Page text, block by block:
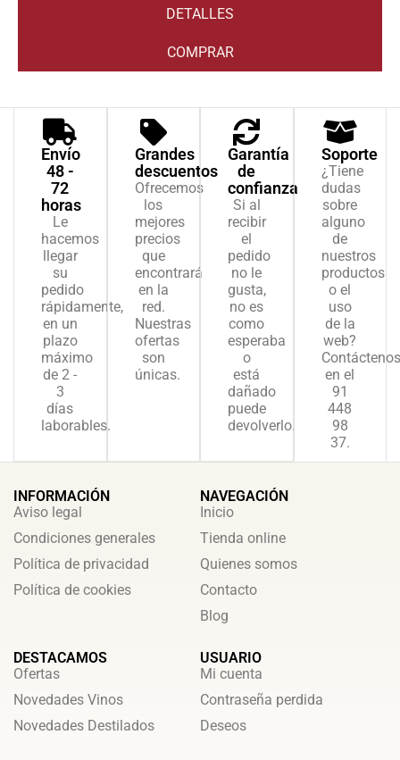
DETALLES
COMPRAR
Envío
48 -
72
horas
Le
hacemos
llegar
su
pedido
rápidamente,
en un
plazo
máximo
de 2 -
3
días
laborables.
Grandes
descuentos
Ofrecemos
los
mejores
precios
que
encontrará
en la
red.
Nuestras
ofertas
son
únicas.
Garantía
de
confianza
Si al
recibir
el
pedido
no le
gusta,
no es
como
esperaba
o
está
dañado
puede
devolverlo.
Soporte
¿Tiene
dudas
sobre
alguno
de
nuestros
productos
o el
uso
de la
web?
Contáctenos
en el
91
448
98
37.
INFORMACIÓN
Aviso legal
Condiciones generales
Política de privacidad
Política de cookies
NAVEGACIÓN
Inicio
Tienda online
Quienes somos
Contacto
Blog
DESTACAMOS
Ofertas
Novedades Vinos
Novedades Destilados
USUARIO
Mi cuenta
Contraseña perdida
Deseos